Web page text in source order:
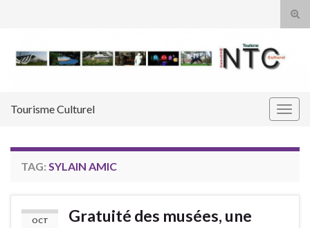
Tourisme Culturel
TAG: SYLAIN AMIC
OCT
Gratuité des musées, une